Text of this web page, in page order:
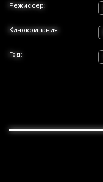
Режиссер:
Кинокомпания:
Год: